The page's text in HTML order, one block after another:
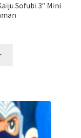
Sofubi 3″ Mini